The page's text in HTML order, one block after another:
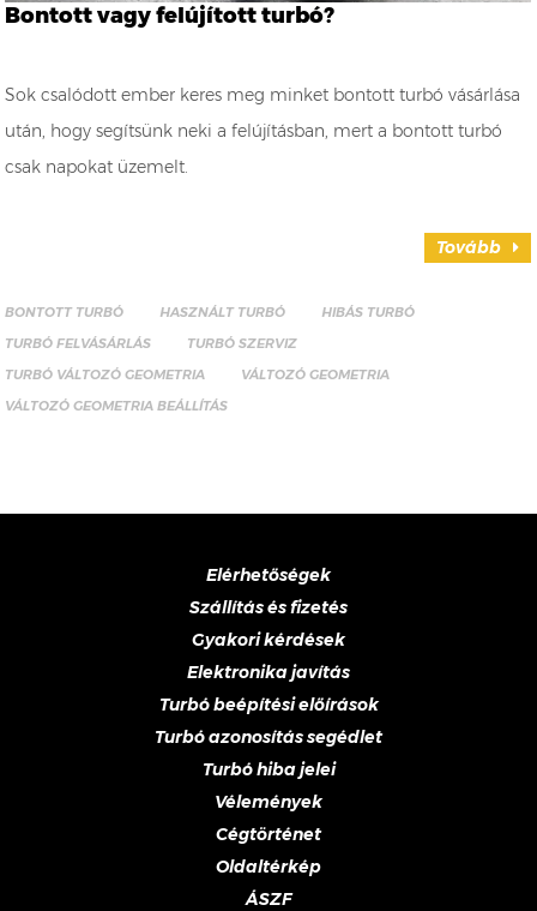
Bontott vagy felújított turbó?
Sok csalódott ember keres meg minket bontott turbó vásárlása
után, hogy segítsünk neki a felújításban, mert a bontott turbó
csak napokat üzemelt.
Tovább
BONTOTT TURBÓ HASZNÁLT TURBÓ
HIBÁS TURBÓ
TURBÓ FELVÁSÁRLÁS
TURBÓ SZERVIZ
TURBÓ VÁLTOZÓ GEOMETRIA
VÁLTOZÓ GEOMETRIA
VÁLTOZÓ GEOMETRIA BEÁLLÍTÁS
Elérhetőségek
Szállítás és fizetés
Gyakori kérdések
Elektronika javítás
Turbó beépítési előírások
Turbó azonosítás segédlet
Turbó hiba jelei
Vélemények
Cégtörténet
Oldaltérkép
ÁSZF